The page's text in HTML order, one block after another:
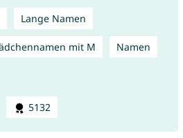
Lange Namen
mit M Namen
5132